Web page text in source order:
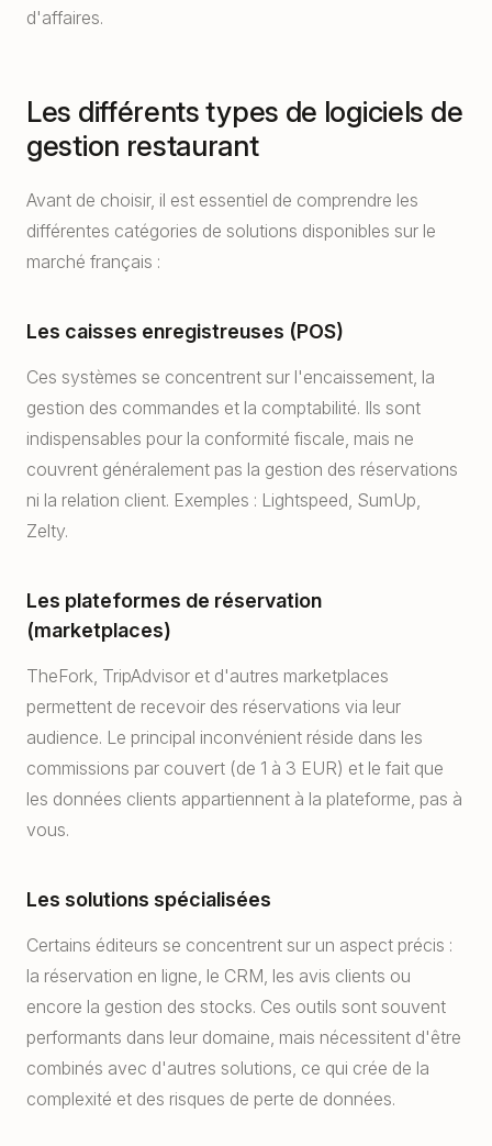
d'affaires.
Les différents types de logiciels de
gestion restaurant
Avant de choisir, il est essentiel de comprendre les
différentes catégories de solutions disponibles sur le
marché français :
Les caisses enregistreuses (POS)
Ces systèmes se concentrent sur l'encaissement, la
gestion des commandes et la comptabilité. Ils sont
indispensables pour la conformité fiscale, mais ne
couvrent généralement pas la gestion des réservations
ni la relation client. Exemples : Lightspeed, SumUp,
Zelty.
Les plateformes de réservation
(marketplaces)
TheFork, TripAdvisor et d'autres marketplaces
permettent de recevoir des réservations via leur
audience. Le principal inconvénient réside dans les
commissions par couvert (de 1 à 3 EUR) et le fait que
les données clients appartiennent à la plateforme, pas à
vous.
Les solutions spécialisées
Certains éditeurs se concentrent sur un aspect précis :
la réservation en ligne, le CRM, les avis clients ou
encore la gestion des stocks. Ces outils sont souvent
performants dans leur domaine, mais nécessitent d'être
combinés avec d'autres solutions, ce qui crée de la
complexité et des risques de perte de données.